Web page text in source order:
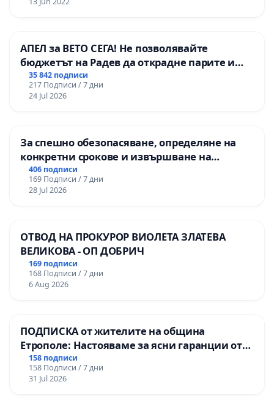
АПЕЛ за ВЕТО СЕГА! Не позволявайте
бюджетът на Радев да открадне парите и
правата ни в тъмното
35 842 подписи
217 Подписи / 7 дни
24 Jul 2026
За спешно обезопасяване, определяне на
конкретни срокове и извършване на
цялостна рехабилитация на
републиканския път между пътен възел АМ
„Тракия“ - гр. Ихтиман - с. Мирово - к.к.
406 подписи
169 Подписи / 7 дни
28 Jul 2026
ОТВОД НА ПРОКУРОР ВИОЛЕТА ЗЛАТЕВА
ВЕЛИКОВА - ОП ДОБРИЧ
169 подписи
168 Подписи / 7 дни
6 Aug 2026
ПОДПИСКА от жителите на община
Етрополе: Настояваме за ясни гаранции от
“Елаците-МЕД” АД и от държавата, че ще се
изпълнят всички екологични норми!
158 подписи
158 Подписи / 7 дни
31 Jul 2026